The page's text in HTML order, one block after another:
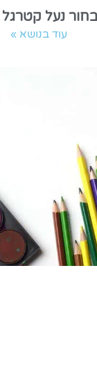
נעל
עוד בנושא »